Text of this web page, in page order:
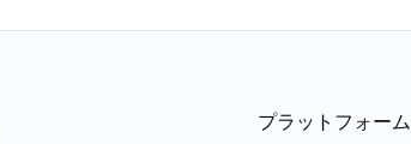
プラットフォーム